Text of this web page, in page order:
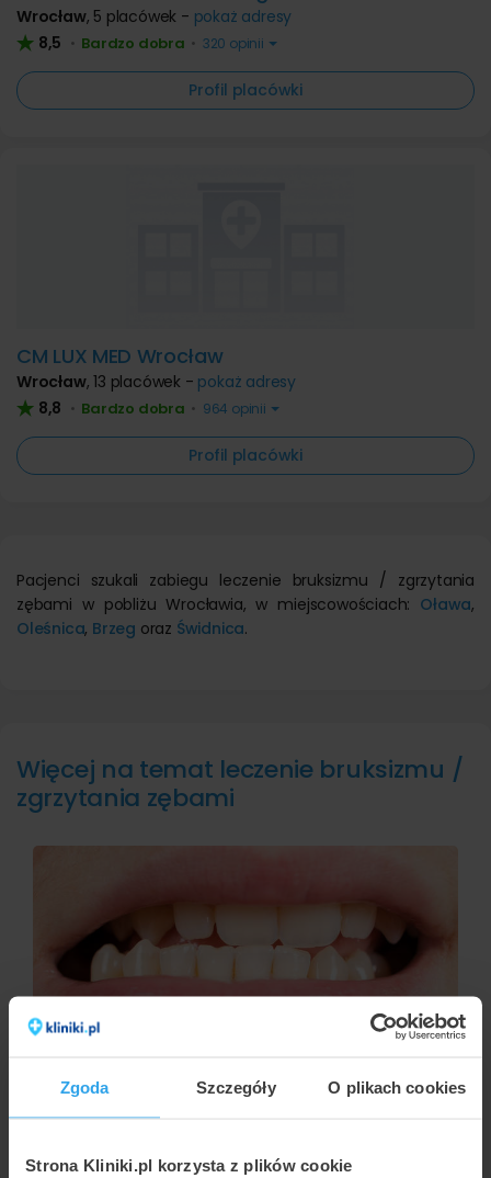
Zgoda Szczegóły O plikach cookies
Strona Kliniki.pl korzysta z plików cookie
Wrocław, 5 placówek - pokaż adresy
8,5 • Bardzo dobra • 320 opinii
Profil placówki
CM LUX MED Wrocław
Wrocław,13 placówek - pokaż adresy
8,8 • Bardzo dobra • 964 opinii
Profil placówki
Pacjenci szukali zabiegu leczenie bruksizmu / zgrzytania
zębami w pobliżu Wrocławia, w miejscowościach: Oława,
Oleśnica, Brzeg oraz Świdnica.
Więcej na temat leczenie bruksizmu /
zgrzytania zębami
Leczenie wad zgryzu